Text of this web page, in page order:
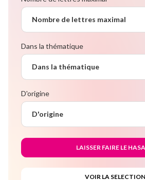
Nombre de lettres maximal
Dans la thématique
Dans la thématique
D'origine
D'origine